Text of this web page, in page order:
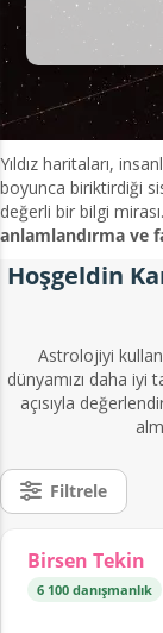
Yıldız haritaları,
boyunca biriktirdiği
değerli bir bilgi
anlamlandırma ve
Hoşgeldin
Astrolojiyi
dünyamızı daha iyi
açısıyla
Filtrele
Birsen Tekin
6 100 danışmanlık